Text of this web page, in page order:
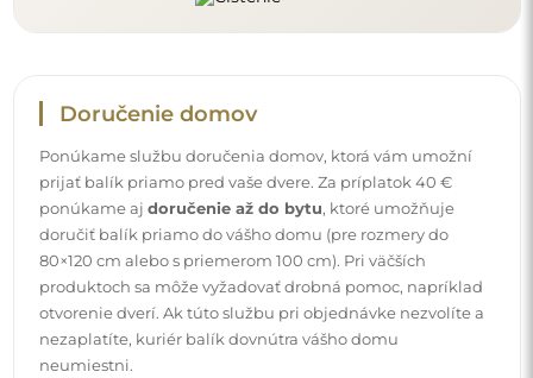
Návody
Aby bola montáž a používanie nášho zrkadla jednoduché
a bez starostí, pripravili sme pre vás podrobné návody.
Nájdete v nich všetky potrebné kroky pre správnu montáž
zrkadla, ako aj rady pre jeho údržbu, čistenie a
starostlivosť, aby ste sa mohli dlho tešiť z jeho dokonalého
vzhľadu.
Pozrite si návody na montáž a používanie.